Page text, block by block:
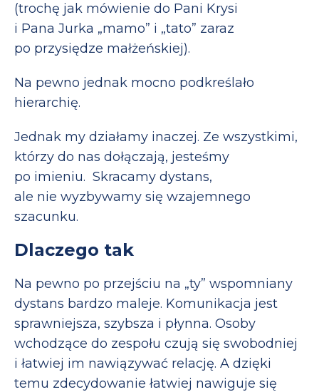
(trochę jak mówienie do Pani Krysi
i Pana Jurka „mamo” i „tato” zaraz
po przysiędze małżeńskiej).
Na pewno jednak mocno podkreślało
hierarchię.
Jednak my działamy inaczej. Ze wszystkimi,
którzy do nas dołączają, jesteśmy
po imieniu. Skracamy dystans,
ale nie wyzbywamy się wzajemnego
szacunku.
Dlaczego tak
Na pewno po przejściu na „ty” wspomniany
dystans bardzo maleje. Komunikacja jest
sprawniejsza, szybsza i płynna. Osoby
wchodzące do zespołu czują się swobodniej
i łatwiej im nawiązywać relację. A dzięki
temu zdecydowanie łatwiej nawiguje się